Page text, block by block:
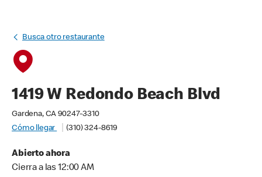
Busca otro restaurante
1419 W Redondo Beach Blvd
Gardena, CA 90247-3310
Cómo llegar
(310) 324-8619
Abierto ahora
Cierra a las 12:00 AM